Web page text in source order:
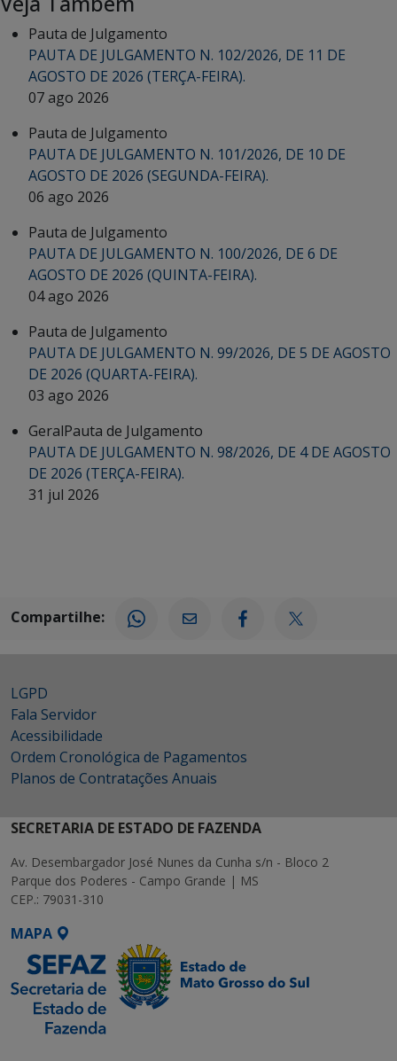
Pauta de Julgamento
PAUTA DE JULGAMENTO N. 102/2026, DE 11 DE
AGOSTO DE 2026 (TERÇA-FEIRA).
07 ago 2026
Pauta de Julgamento
PAUTA DE JULGAMENTO N. 101/2026, DE 10 DE
AGOSTO DE 2026 (SEGUNDA-FEIRA).
06 ago 2026
Pauta de Julgamento
PAUTA DE JULGAMENTO N. 100/2026, DE 6 DE
AGOSTO DE 2026 (QUINTA-FEIRA).
04 ago 2026
Pauta de Julgamento
PAUTA DE JULGAMENTO N. 99/2026, DE 5 DE AGOSTO
DE 2026 (QUARTA-FEIRA).
03 ago 2026
GeralPauta de Julgamento
PAUTA DE JULGAMENTO N. 98/2026, DE 4 DE AGOSTO
DE 2026 (TERÇA-FEIRA).
31 jul 2026
Compartilhe:
LGPD
Fala Servidor
Acessibilidade
Ordem Cronológica de Pagamentos
Planos de Contratações Anuais
SECRETARIA DE ESTADO DE FAZENDA
Av. Desembargador José Nunes da Cunha s/n - Bloco 2
Parque dos Poderes - Campo Grande | MS
CEP.: 79031-310
MAPA